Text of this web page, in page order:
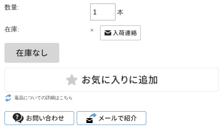
数量:
本
在庫: ×
返品についての詳細はこちら